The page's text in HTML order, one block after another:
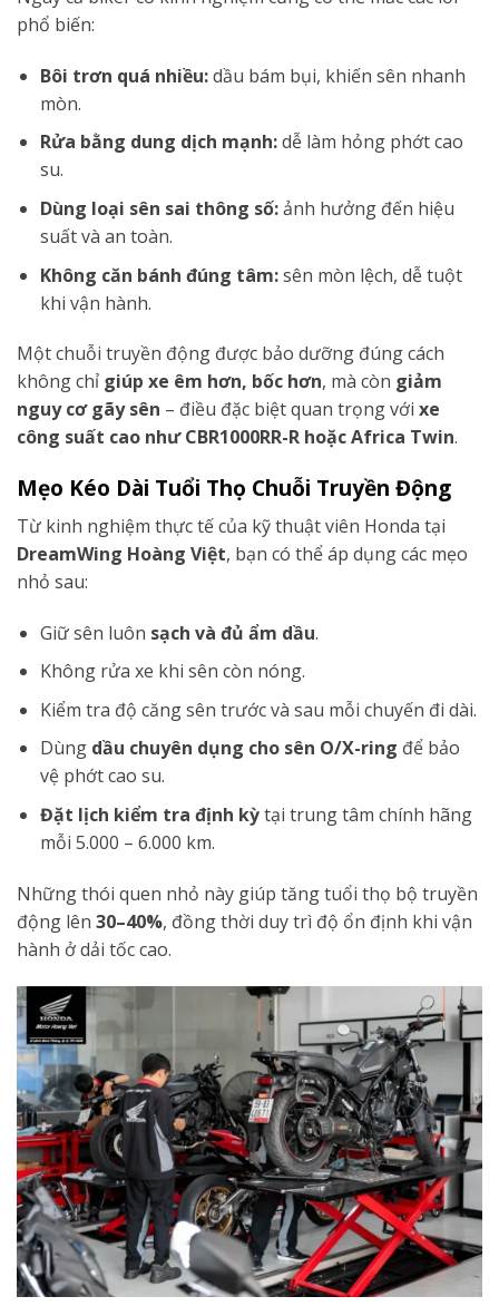
phổ biến:
Bôi trơn quá nhiều:dầu bám bụi, khiến sên nhanh
mòn.
Rửa bằng dung dịch mạnh:dễ làm hỏng phớt cao
su.
Dùng loại sên sai thông số:ảnh hưởng đến hiệu
suất và an toàn.
Không căn bánh đúng tâm:sên mòn lệch, dễ tuột
khi vận hành.
Một chuỗi truyền động được bảo dưỡng đúng cách
không chỉ giúp xe êm hơn, bốc hơn, mà còn giảm
nguy cơ gãy sên – điều đặc biệt quan trọng với xe
công suất cao như CBR1000RR-R hoặc Africa Twin.
Mẹo Kéo Dài Tuổi Thọ Chuỗi Truyền Động
Từ kinh nghiệm thực tế của kỹ thuật viên Honda tại
DreamWing Hoàng Việt, bạn có thể áp dụng các mẹo
nhỏ sau:
Giữ sên luôn sạch và đủ ẩm dầu.
Không rửa xe khi sên còn nóng.
Kiểm tra độ căng sên trước và sau mỗi chuyến đi dài.
Dùng dầu chuyên dụng cho sên O/X-ring để bảo
vệ phớt cao su.
Đặt lịch kiểm tra định kỳtại trung tâm chính hãng
mỗi 5.000 – 6.000 km.
Những thói quen nhỏ này giúp tăng tuổi thọ bộ truyền
động lên 30–40%, đồng thời duy trì độ ổn định khi vận
hành ở dải tốc cao.